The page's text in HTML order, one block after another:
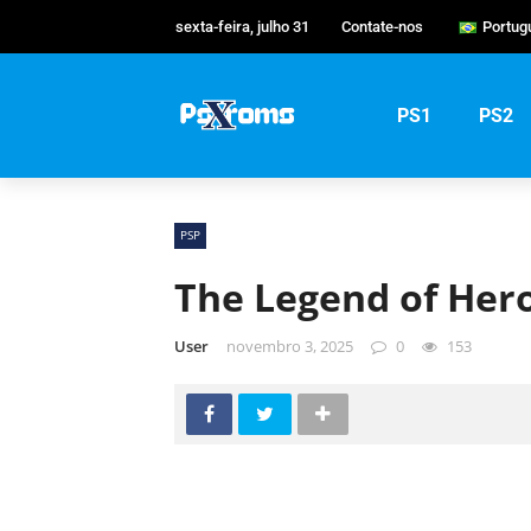
sexta-feira, julho 31 Contate-nos
PS1 PS2
PSP
The Legend of
User novembro 3, 2025 0 153